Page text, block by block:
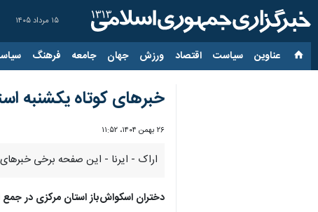
۱۵ مرداد ۱۴۰۵
عناوین‌ سیاست اقتصاد ورزش جهان جامعه فرهنگ
خبرهای کوتاه یکشنبه
۲۶ بهمن ۱۴۰۴، ۱۱:۵۲
اراک - ایرنا - این صفحه برخی
دختران اسکواش‌باز استان مرکزی در جمع